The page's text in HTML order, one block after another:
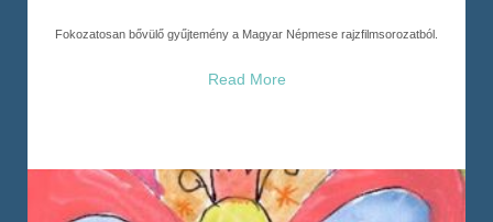
Fokozatosan bővülő gyűjtemény a Magyar Népmese rajzfilmsorozatból.
Read More